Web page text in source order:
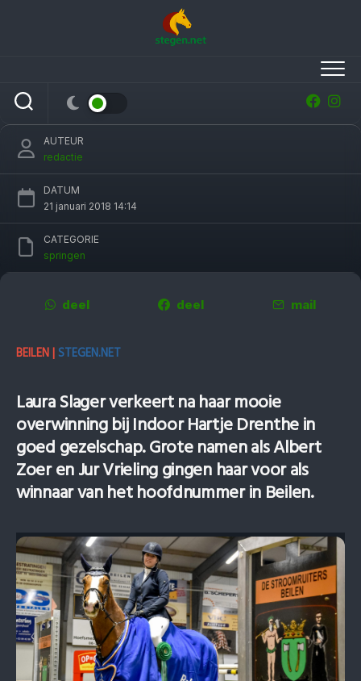
Laura Slager na zege op Indoor Hartje
[video]
AUTEUR
redactie
DATUM
21 januari 2018 14:14
CATEGORIE
springen
deel deel mail
BEILEN | STEGEN.NET
Laura Slager verkeert na haar mooie
overwinning bij Indoor Hartje Drenthe in
goed gezelschap. Grote namen als Albert
Zoer en Jur Vrieling gingen haar voor als
winnaar van het hoofdnummer in Beilen.